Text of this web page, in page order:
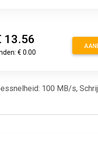
€ 0.00
100 MB/s,